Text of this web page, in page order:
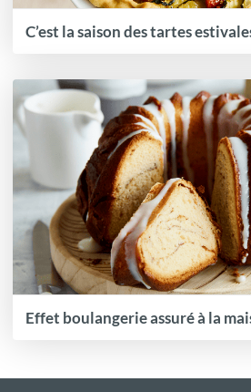
C’est la saison des tartes
Effet boulangerie assuré à la